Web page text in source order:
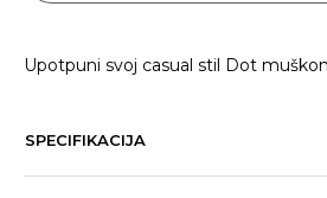
Upotpuni svoj casual stil Dot
SPECIFIKACIJA